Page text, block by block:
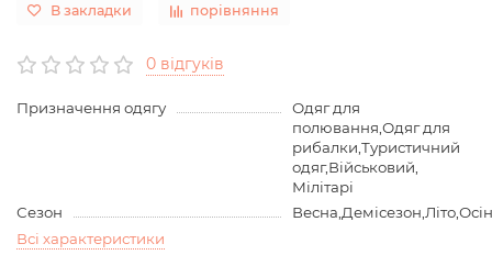
В закладки порівняння
0 відгуків
Призначення одягу
Одяг для
полювання,Одяг для
рибалки,Туристичний
одяг,Військовий,
Мілітарі
Сезон
Всі характеристики